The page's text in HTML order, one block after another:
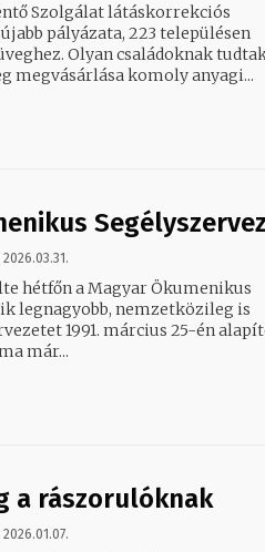
Szolgálat látáskorrekciós
pályázata, 223 településen
tudtak így
megvásárlása komoly anyagi...
2026.03.31.
hétfőn a Magyar Ökumenikus
legnagyobb, nemzetközileg is
már...
a rászorulóknak
2026.01.07.